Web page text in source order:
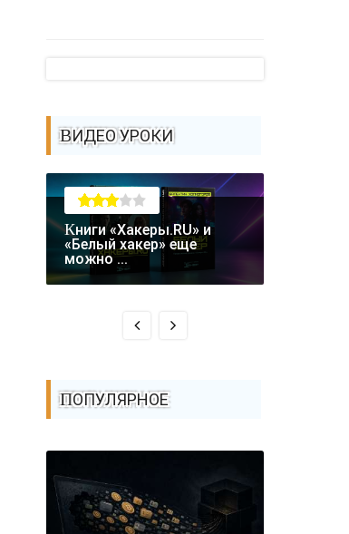
ВИДЕО УРОКИ
Книги «Хакеры.RU» и
«Белый хакер» еще
можно ...
ПОПУЛЯРНОЕ